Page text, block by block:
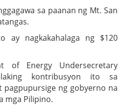
sa paanan ng Mt. San
ay nagkakahalaga ng $120
of Energy Undersecretary
kontribusyon ito sa
ng gobyerno na
mga Pilipino.